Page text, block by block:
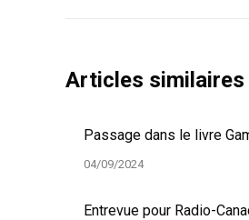
Articles similaires
Passage dans le livre
04/09/2024
Entrevue pour Radio-